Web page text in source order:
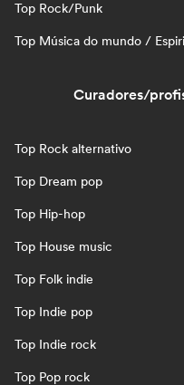
Top Rock/Punk
Top Música do mundo /
Curadores/
Top Rock alternativo
Top Dream pop
Top Hip-hop
Top House music
Top Folk indie
Top Indie pop
Top Indie rock
Top Pop rock